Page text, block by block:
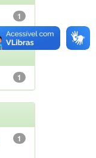
1
1
1